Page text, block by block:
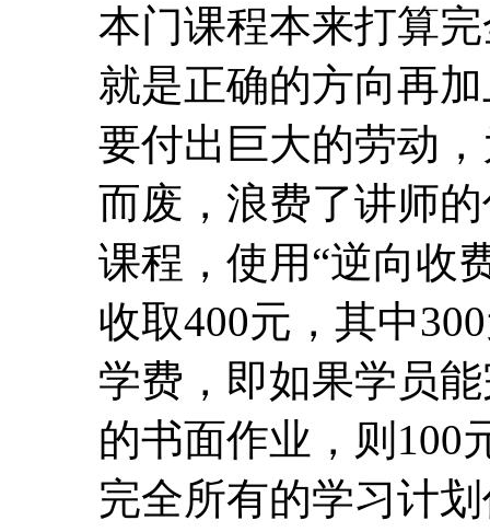
本门课程本来打算
就是正确的方向再
要付出巨大的劳动
而废，浪费了讲师
课程，使用“逆向收
收取400元，其中
学费，即如果学员
的书面作业，则100
完全所有的学习计